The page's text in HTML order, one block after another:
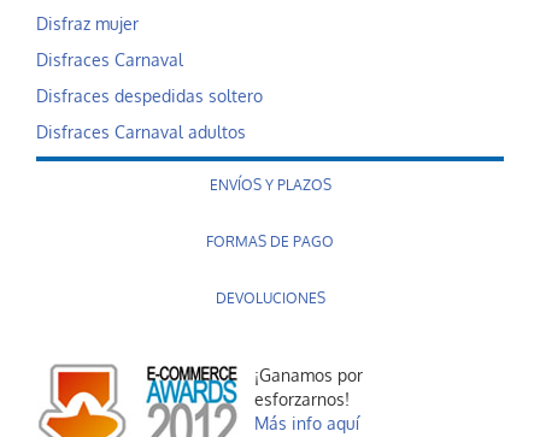
Disfraz mujer
Disfraces Carnaval
Disfraces despedidas soltero
Disfraces Carnaval adultos
ENVÍOS Y PLAZOS
FORMAS DE PAGO
DEVOLUCIONES
¡Ganamos por
esforzarnos!
Más info aquí